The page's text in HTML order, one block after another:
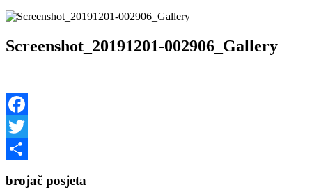
Screenshot_20191201-002906_Gallery
Facebook
Twitter
brojač posjeta